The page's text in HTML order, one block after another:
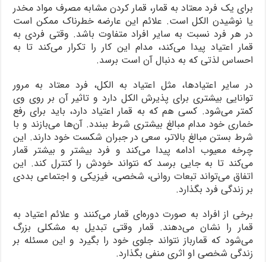
برای یک فرد معتاد به قمار، قمار کردن مشابه مصرف مواد مخدر
یا نوشیدن الکل است. علائم این عارضه خطرناک ممکن است
در هر فرد نسبت به سایر افراد متفاوت باشد. وقتی فردی به
قمار اعتیاد پیدا می‌کند، مدام این کار را تکرار می‌کند تا به
احساس لذتی که به دنبال آن است برسد.
در سایر اعتیادها، مثل اعتیاد به الکل، فرد معتاد به مرور
توانایی بیشتری برای پذیرش الکل دارد و تاثیر آن بر روی وی
کمتر می‌شود. کسی هم که به قمار اعتیاد دارد، باید برای رفع
خماری خود مدام مبالغ بیشتری شرط ببندد. آن‌ها می‌بازند و با
شرط بستن مبالغ بالاتر، سعی در جبران شکست خود دارند. این
چرخه معیوب ادامه پیدا می‌کند و فرد بیشتر و بیشتر قمار
می‌کند تا به جایی برسد که نتواند خودش را کنترل کند. این
اتفاق می‌تواند تبعات روانی، شخصی، فیزیکی و اجتماعی بددی
بر زندگی فرد بگذارد.
برخی از افراد به صورت دوره‌ای قمار می‌کنند و علائم اعتیاد به
قمار را نشان می‌دهند. قمار وقتی تبدیل به مشکلی بزرگ
می‌شود که قمارباز نتواند جلوی خود را بگیرد و این مسئله بر
زندگی شخصی او اثری منفی بگذارد.